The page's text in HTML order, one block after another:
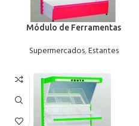
Módulo de Ferramentas
Supermercados,Estantes